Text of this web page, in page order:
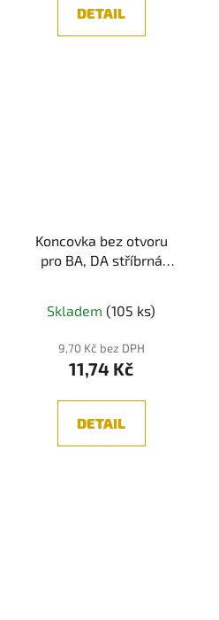
DETAIL
Koncovka bez otvoru
pro BA, DA stříbrná
Skladem (105 ks)
9,70 Kč bez DPH
11,74 Kč
DETAIL